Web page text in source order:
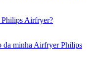
Philips Airfryer?
da minha Airfryer Philips